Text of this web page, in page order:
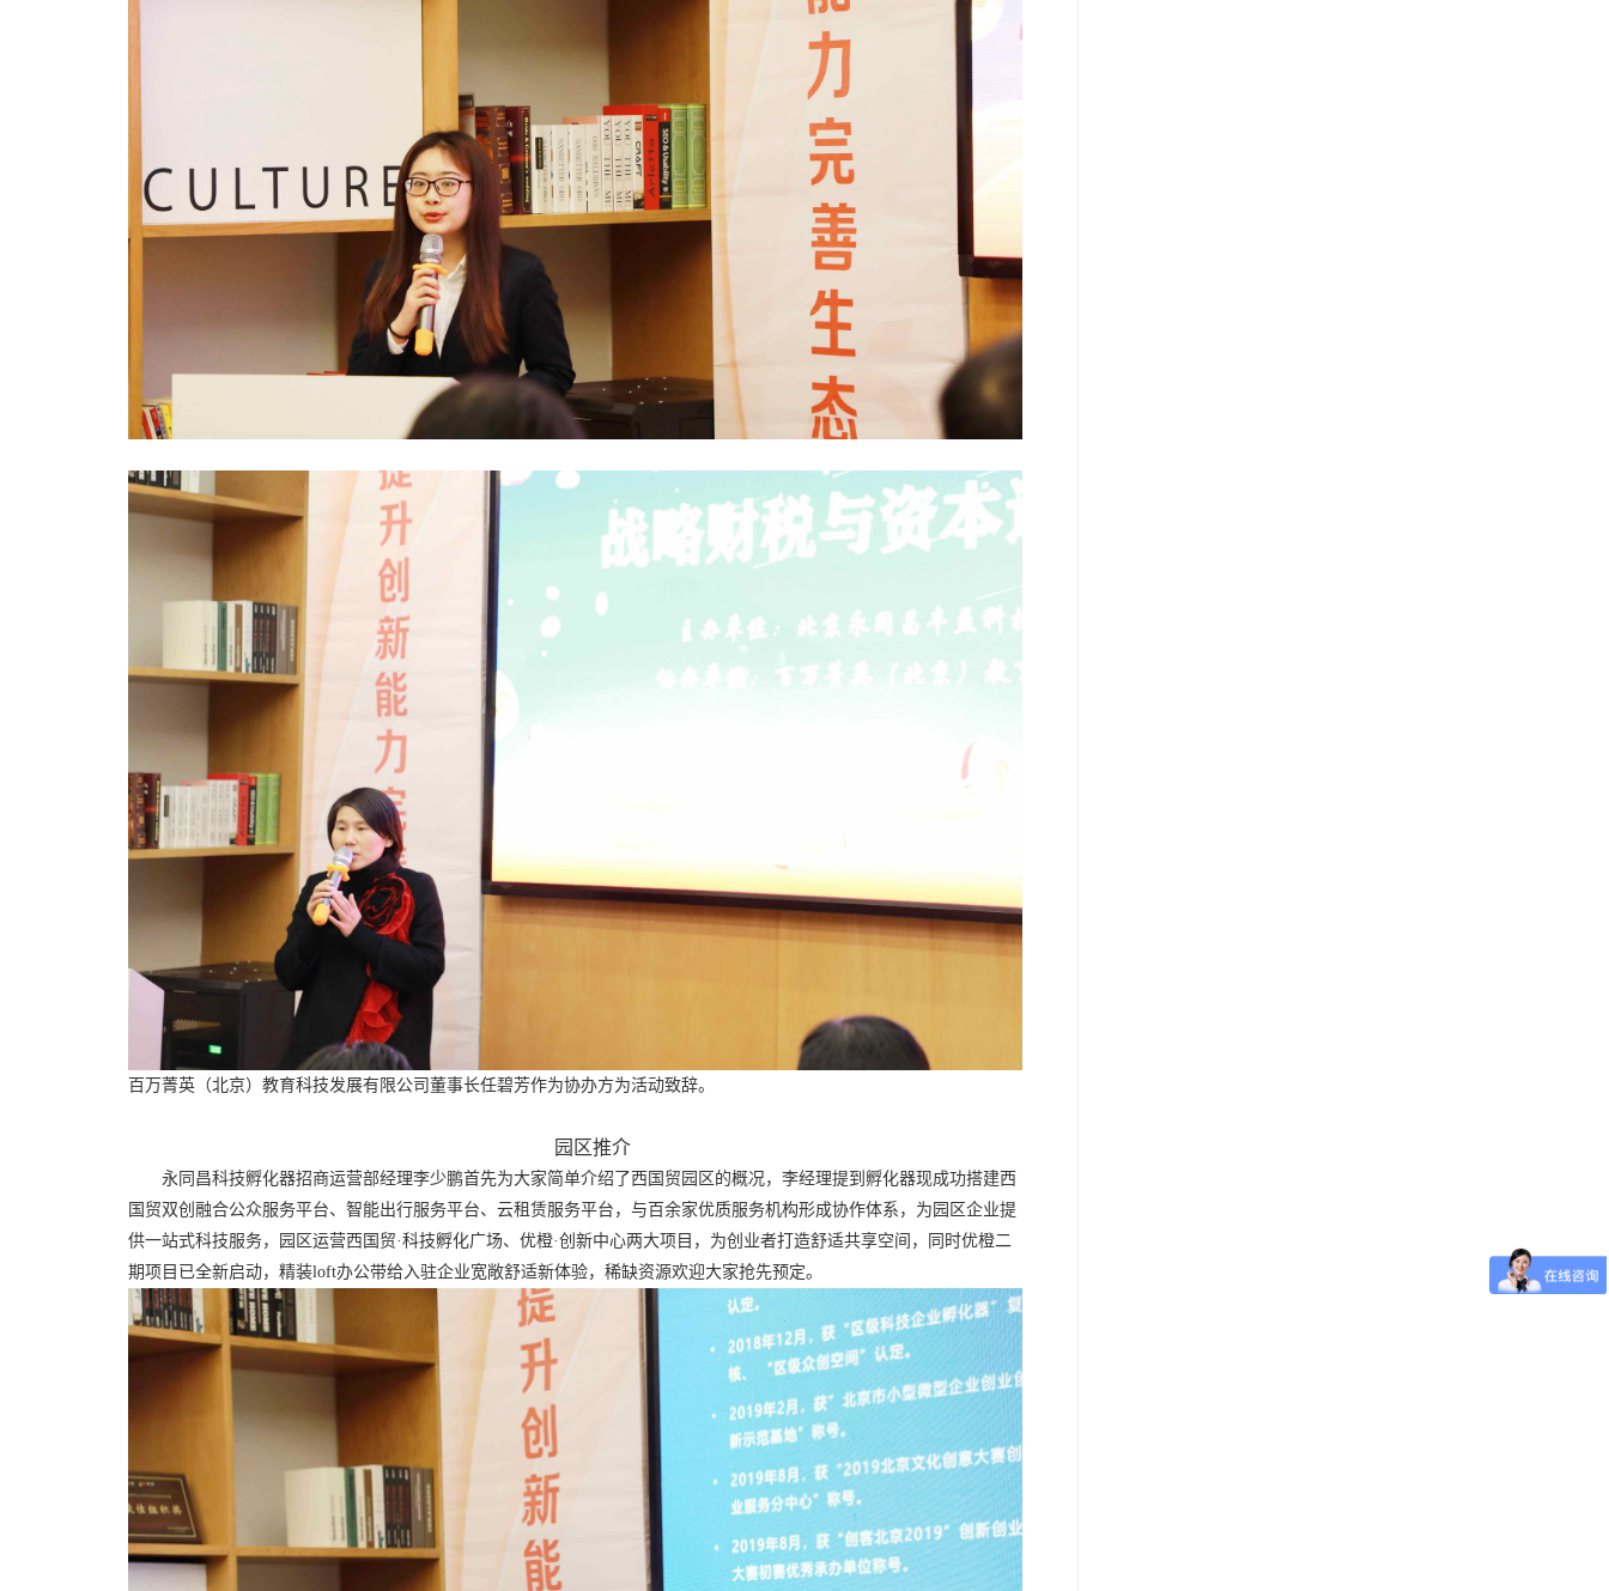
百万菁英（北京）教育科技发展有限公司董事长任碧芳作为协办方为活动致辞。
园区推介
永同昌科技孵化器招商运营部经理李少鹏首先为大家简单介绍了西国贸园区的概况，李经理提到孵化器现成功搭建西
国贸双创融合公众服务平台、智能出行服务平台、云租赁服务平台，与百余家优质服务机构形成协作体系，为园区企业提
供一站式科技服务，园区运营西国贸·科技孵化广场、优橙·创新中心两大项目，为创业者打造舒适共享空间，同时优橙二
期项目已全新启动，精装loft办公带给入驻企业宽敞舒适新体验，稀缺资源欢迎大家抢先预定。